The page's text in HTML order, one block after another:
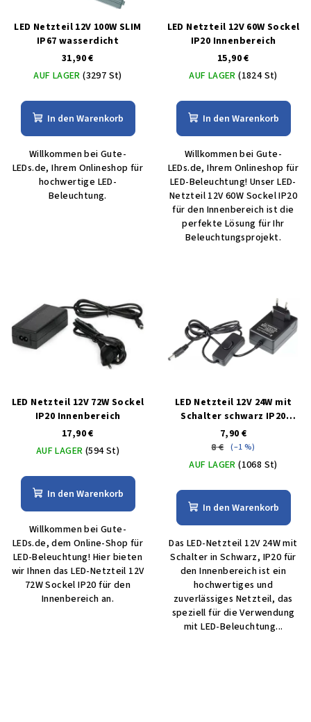
LED Netzteil 12V 100W SLIM
IP67 wasserdicht
31,90 €
AUF LAGER(3297 St)
In den Warenkorb
Willkommen bei Gute-
LEDs.de, Ihrem Onlineshop für
hochwertige LED-
Beleuchtung.
LED Netzteil 12V 60W Sockel
IP20 Innenbereich
15,90 €
AUF LAGER(1824 St)
In den Warenkorb
Willkommen bei Gute-
LEDs.de, Ihrem Onlineshop für
LED-Beleuchtung! Unser LED-
Netzteil 12V 60W Sockel IP20
für den Innenbereich ist die
perfekte Lösung für Ihr
Beleuchtungsprojekt.
LED Netzteil 12V 72W Sockel
IP20 Innenbereich
17,90 €
AUF LAGER (594 St)
In den Warenkorb
Willkommen bei Gute-
LEDs.de, dem Online-Shop für
LED-Beleuchtung! Hier bieten
wir Ihnen das LED-Netzteil 12V
72W Sockel IP20 für den
Innenbereich an.
LED Netzteil 12V 24W mit
Schalter schwarz IP20
Innenbereich
7,90 €
8 € (–1 %)
AUF LAGER(1068 St)
In den Warenkorb
Das LED-Netzteil 12V 24W mit
Schalter in Schwarz, IP20 für
den Innenbereich ist ein
hochwertiges und
zuverlässiges Netzteil, das
speziell für die Verwendung
mit LED-Beleuchtung...